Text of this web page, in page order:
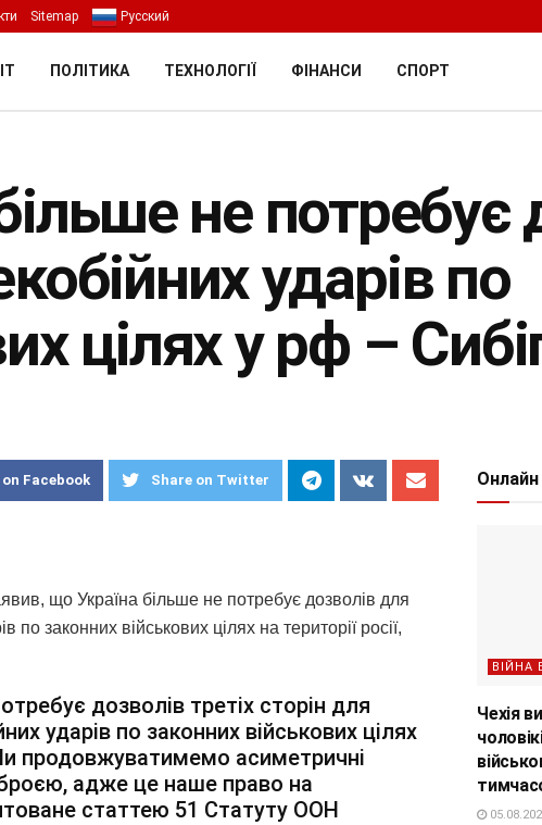
Sitemap Русский
ПОЛІТИКА ТЕХНОЛОГІЇ ФІНАНСИ СПОРТ
не потребує
ударів по
цілях у рф –
Facebook Share on Twitter
що Україна більше не потребує дозволів для
по законних військових цілях на території росії,
дозволів третіх сторін для
ударів по законних військових цілях
Ми продовжуватимемо асиметричні
адже це наше право на
статтею 51 Статуту ООН
ВІЙНА
Чехія